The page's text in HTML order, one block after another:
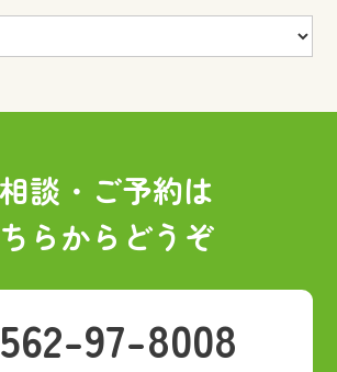
談・ご予約は
らからどうぞ
97-8008